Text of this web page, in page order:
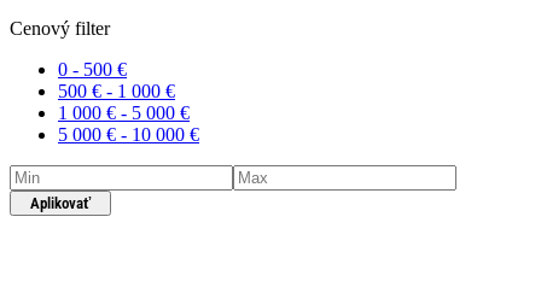
Cenový filter
0 - 500 €
500 € - 1 000 €
1 000 € - 5 000 €
5 000 € - 10 000 €
Aplikovať